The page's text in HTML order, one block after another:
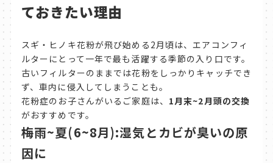
ておきたい理由
スギ・ヒノキ花粉が飛び始める2月頃は、エアコンフィ
ルターにとって一年で最も活躍する季節の入り口です。
古いフィルターのままでは花粉をしっかりキャッチでき
ず、車内に侵入してしまうことも。
花粉症のお子さんがいるご家庭は、 1月末~2月頭の交換
がおすすめです。
梅雨~夏(6~8月):湿気とカビが臭いの原
因に